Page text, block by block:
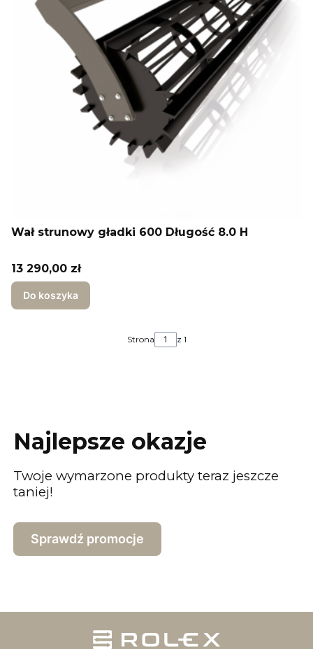
Wał strunowy gładki 600 Długość 8.0 H
Cena
13 290,00 zł
Do koszyka
Strona z 1
Najlepsze okazje
Twoje wymarzone produkty teraz jeszcze
taniej!
Sprawdź promocje